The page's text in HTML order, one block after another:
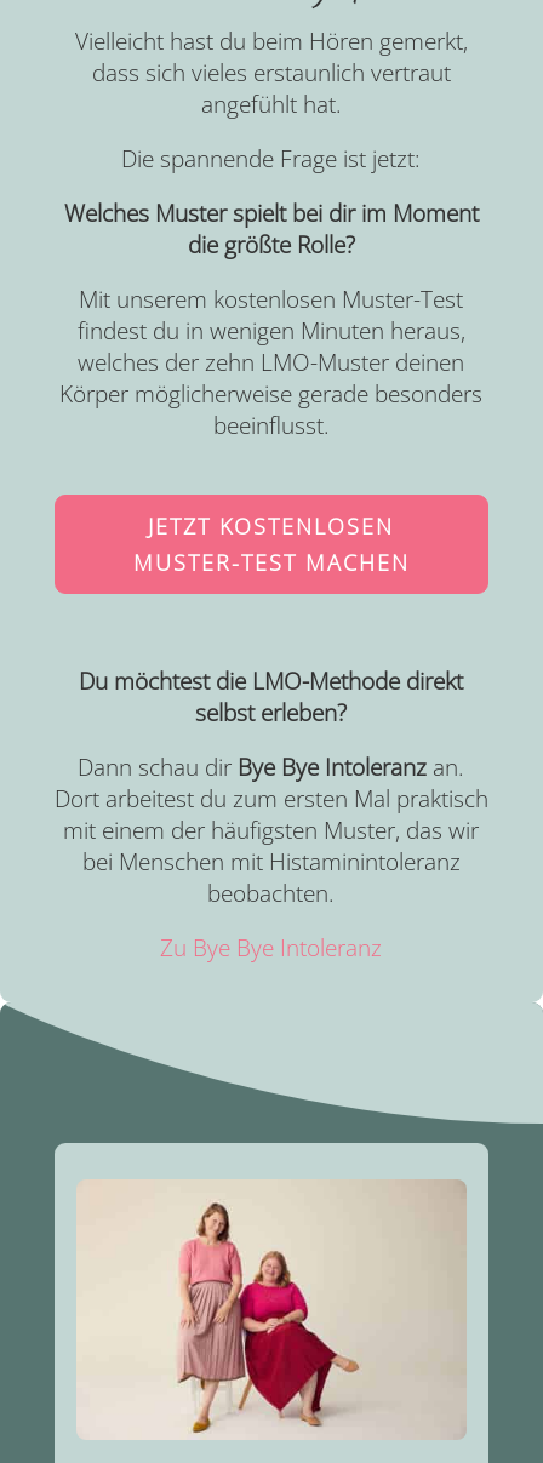
Vielleicht hast du beim Hören gemerkt,
dass sich vieles erstaunlich vertraut
angefühlt hat.
Die spannende Frage ist jetzt:
Welches Muster spielt bei dir im Moment
die größte Rolle?
Mit unserem kostenlosen Muster-Test
findest du in wenigen Minuten heraus,
welches der zehn LMO-Muster deinen
Körper möglicherweise gerade besonders
beeinflusst.
JETZT KOSTENLOSEN
MUSTER-TEST MACHEN
Du möchtest die LMO-Methode direkt
selbst erleben?
Dann schau dir Bye Bye Intoleranz an.
Dort arbeitest du zum ersten Mal praktisch
mit einem der häufigsten Muster, das wir
bei Menschen mit Histaminintoleranz
beobachten.
Zu Bye Bye Intoleranz